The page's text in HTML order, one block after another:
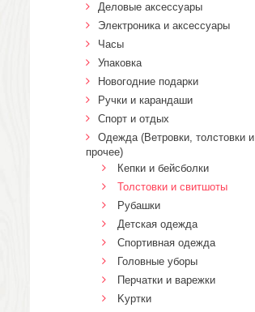
Деловые аксессуары
Электроника и аксессуары
Часы
Упаковка
Новогодние подарки
Ручки и карандаши
Спорт и отдых
Одежда (Ветровки, толстовки и
прочее)
Кепки и бейсболки
Толстовки и свитшоты
Рубашки
Детская одежда
Спортивная одежда
Головные уборы
Перчатки и варежки
Kуртки